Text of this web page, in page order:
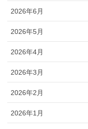
2026年6月
2026年5月
2026年4月
2026年3月
2026年2月
2026年1月